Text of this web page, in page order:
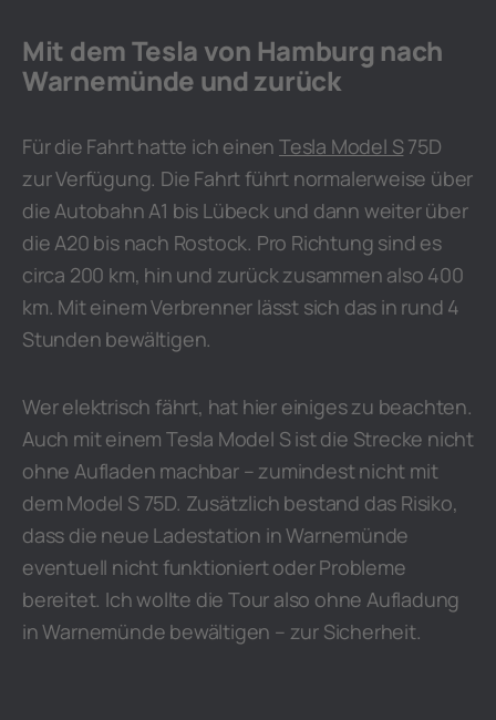
Mit dem Tesla von Hamburg nach
Warnemünde und zurück
Für die Fahrt hatte ich einenTesla Model S75D
zur Verfügung. Die Fahrt führt normalerweise über
die Autobahn A1 bis Lübeck und dann weiter über
die A20 bis nach Rostock. Pro Richtung sind es
circa 200 km, hin und zurück zusammen also 400
km. Mit einem Verbrenner lässt sich das in rund 4
Stunden bewältigen.
Wer elektrisch fährt, hat hier einiges zu beachten.
Auch mit einem Tesla Model S ist die Strecke nicht
ohne Aufladen machbar – zumindest nicht mit
dem Model S 75D. Zusätzlich bestand das Risiko,
dass die neue Ladestation in Warnemünde
eventuell nicht funktioniert oder Probleme
bereitet. Ich wollte die Tour also ohne Aufladung
in Warnemünde bewältigen – zur Sicherheit.